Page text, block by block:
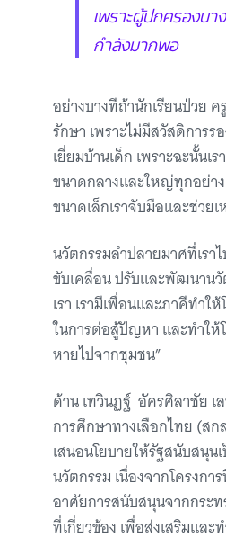
เพราะผู้ปกครองบา
กำลังมากพอ
อย่างบางทีถ้านักเรียนป่วย
รักษา เพราะไม่มีสวัสดิการ
เยี่ยมบ้านเด็ก เพราะฉะนั้นเร
ขนาดกลางและใหญ่ทุกอย่าง
ขนาดเล็กเราจับมือและช่วย
นวัตกรรมลำปลายมาศที่เราไ
ขับเคลื่อน ปรับและพัฒนานวั
เรา เรามีเพื่อนและภาคีทำใ
ในการต่อสู้ปัญหา และทำให้
หายไปจากชุมชน”
ด้าน เทวินฏฐ์ อัครศิลาชัย เ
การศึกษาทางเลือกไทย (ส
เสนอนโยบายให้รัฐสนับสนุนเ
นวัตกรรม เนื่องจากโครงกา
อาศัยการสนับสนุนจากกระ
ที่เกี่ยวข้อง เพื่อส่งเสริมและ